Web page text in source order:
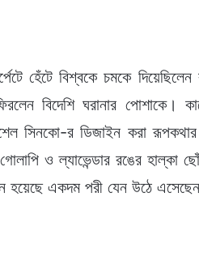
হেঁটে বিশ্বকে চমকে
বিদেশি ঘরানার পোশাকে।
সিনকো-র ডিজাইন করা
ও ল্যাভেন্ডার রঙের
হয়েছে একদম পরী যেন উঠে